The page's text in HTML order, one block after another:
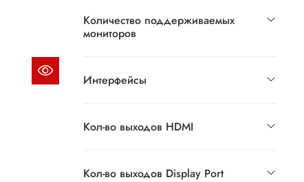
Количество поддерживаемых
мониторов
Интерфейсы
Кол-во выходов HDMI
Кол-во выходов Display Port